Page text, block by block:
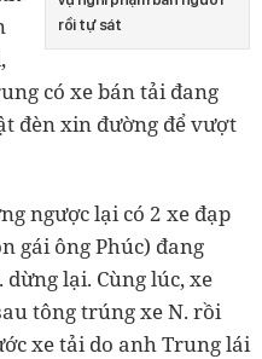
rồi tự sát
có xe bán tải đang
đèn xin đường để vượt
ngược lại có 2 xe đạp
gái ông Phúc) đang
lại. Cùng lúc, xe
tông trúng xe N. rồi
xe tải do anh Trung lái